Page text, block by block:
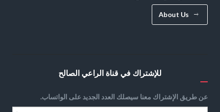
About Us
للإشتراك في قناة الراعي الصالح
عن طريق الإشتراك معنا سيصلك العدد الجديد على الواتساب.